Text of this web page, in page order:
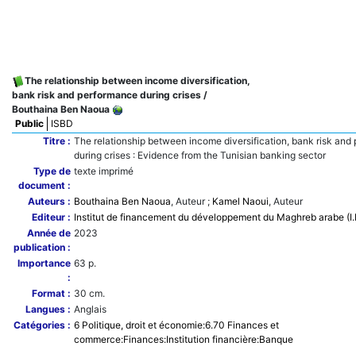
The relationship between income diversification,
bank risk and performance during crises /
Bouthaina Ben Naoua
Public
ISBD
Titre : The relationship between income diversification, bank risk and
during crises : Evidence from the Tunisian banking sector
Type de
document :
texte imprimé
Auteurs : Bouthaina Ben Naoua, Auteur ; Kamel Naoui, Auteur
Editeur : Institut de financement du développement du Maghreb arabe
Année de
publication :
2023
Importance
:
63 p.
Format : 30 cm.
Langues : Anglais
Catégories : 6 Politique, droit et économie:6.70 Finances et
commerce:Finances:Institution financière:Banque